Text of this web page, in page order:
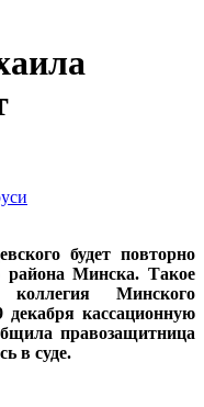
будет повторно
района Минска. Такое
Минского
декабря кассационную
правозащитница
в суде.